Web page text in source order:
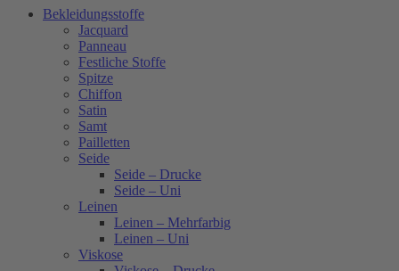
Bekleidungsstoffe
Jacquard
Panneau
Festliche Stoffe
Spitze
Chiffon
Satin
Samt
Pailletten
Seide
Seide – Drucke
Seide – Uni
Leinen
Leinen – Mehrfarbig
Leinen – Uni
Viskose